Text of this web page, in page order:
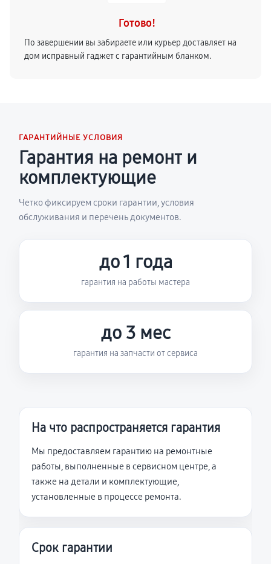
Готово!
По завершении вы забираете или курьер доставляет на
дом исправный гаджет с гарантийным бланком.
ГАРАНТИЙНЫЕ УСЛОВИЯ
Гарантия на ремонт и
комплектующие
Четко фиксируем сроки гарантии, условия
обслуживания и перечень документов.
до 1 года
гарантия на работы мастера
до 3 мес
гарантия на запчасти от сервиса
На что распространяется гарантия
Мы предоставляем гарантию на ремонтные
работы, выполненные в сервисном центре, а
также на детали и комплектующие,
установленные в процессе ремонта.
Срок гарантии